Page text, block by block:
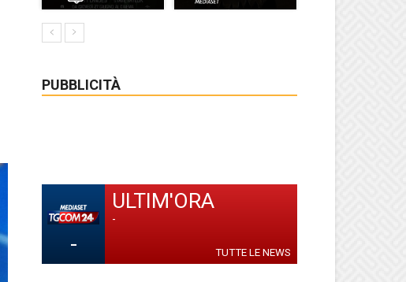
PUBBLICITÀ
-
ULTIM'ORA
-
TUTTE LE NEWS